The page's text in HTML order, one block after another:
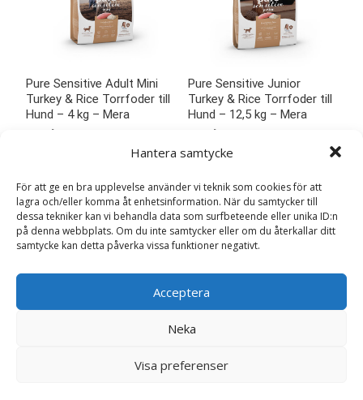
Hantera samtycke
För att ge en bra upplevelse använder vi teknik som cookies för att
lagra och/eller komma åt enhetsinformation. När du samtycker till
dessa tekniker kan vi behandla data som surfbeteende eller unika ID:n
på denna webbplats. Om du inte samtycker eller om du återkallar ditt
samtycke kan detta påverka vissa funktioner negativt.
Acceptera
Neka
Visa preferenser
Pure Sensitive Adult Mini
Turkey & Rice Torrfoder till
Hund – 4 kg – Mera
kr
Pure Sensitive Junior
Turkey & Rice Torrfoder till
Hund – 12,5 kg – Mera
kr